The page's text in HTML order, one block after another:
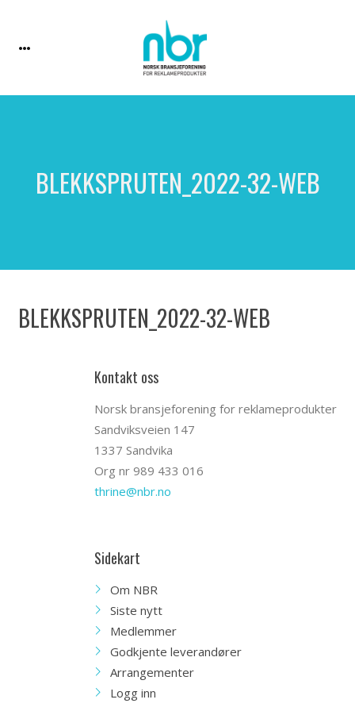
BLEKKSPRUTEN_2022-32-WEB
BLEKKSPRUTEN_2022-32-WEB
Kontakt oss
Norsk bransjeforening for reklameprodukter
Sandviksveien 147
1337 Sandvika
Org nr 989 433 016
thrine@nbr.no
Sidekart
Om NBR
Siste nytt
Medlemmer
Godkjente leverandører
Arrangementer
Logg inn